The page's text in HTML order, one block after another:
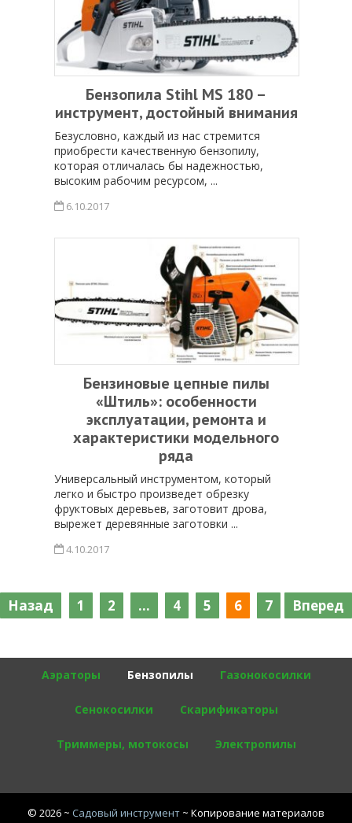
Бензопила Stihl MS 180 –
инструмент, достойный внимания
Безусловно, каждый из нас стремится
приобрести качественную бензопилу,
которая отличалась бы надежностью,
высоким рабочим ресурсом, ...
6.10.2017
Бензиновые цепные пилы
«Штиль»: особенности
эксплуатации, ремонта и
характеристики модельного
ряда
Универсальный инструментом, который
легко и быстро произведет обрезку
фруктовых деревьев, заготовит дрова,
вырежет деревянные заготовки ...
4.10.2017
Пагинация
записей
Назад 1 2 … 4 5 6 7 Вперед
Аэраторы Бензопилы Газонокосилки
Сенокосилки Скарификаторы
Триммеры, мотокосы Электропилы
© 2026 ~ Садовый инструмент ~ Копирование материалов